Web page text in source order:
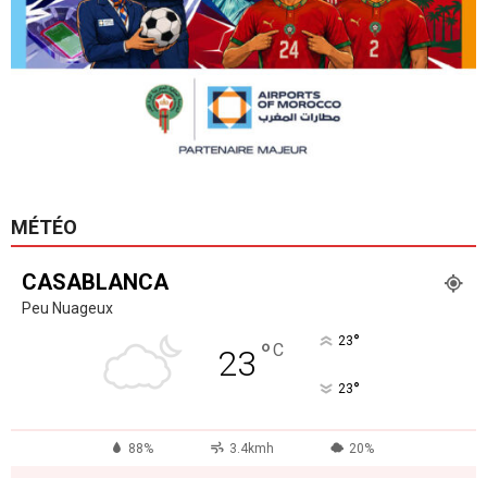
MÉTÉO
CASABLANCA
Peu Nuageux
23 °C 23°
23°
88% 3.4kmh 20%